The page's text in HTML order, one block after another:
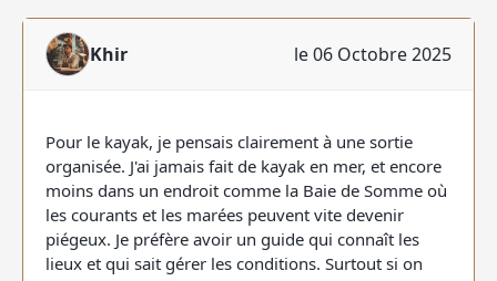
Khir le 06 Octobre 2025
Pour le kayak, je pensais clairement à une sortie
organisée. J'ai jamais fait de kayak en mer, et encore
moins dans un endroit comme la Baie de Somme où
les courants et les marées peuvent vite devenir
piégeux. Je préfère avoir un guide qui connaît les
lieux et qui sait gérer les conditions. Surtout si on